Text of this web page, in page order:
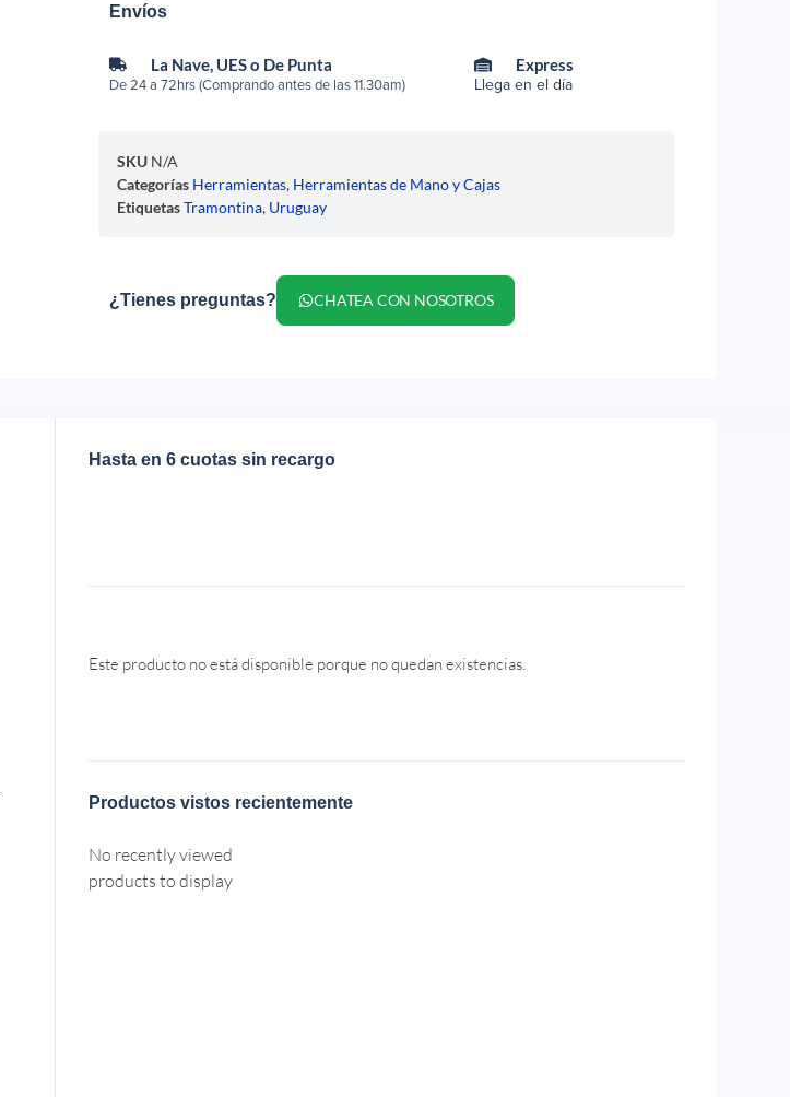
Envíos
La Nave, UES o De Punta
De 24 a 72hrs (Comprando antes de las 11.30am)
Express
Llega en el día
SKU N/A
Categorías Herramientas, Herramientas de Mano y Cajas
EtiquetasTramontina, Uruguay
¿Tienes preguntas? CHATEA CON NOSOTROS
Hasta en 6 cuotas sin recargo
Este producto no está disponible porque no quedan existencias.
Productos vistos recientemente
No recently viewed
products to display